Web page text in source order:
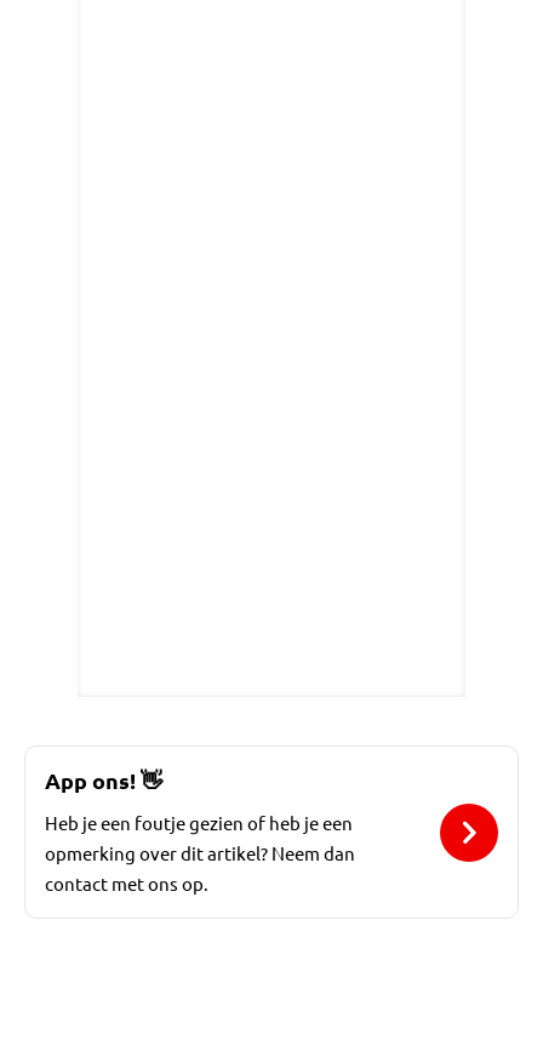
App ons!👋
Heb je een foutje gezien of heb je een
opmerking over dit artikel? Neem dan
contact met ons op.